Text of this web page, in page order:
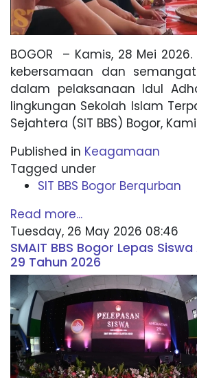
BOGOR – Kamis, 28 Mei
kebersamaan dan
dalam pelaksanaan Idul
lingkungan Sekolah Islam
Sejahtera (SIT BBS) Bogor,
Published in Keagamaan
Tagged under
SIT BBS Bogor Berqurban
Read more...
Tuesday, 26 May 2026 08:46
SMAIT BBS Bogor Lepas
29 Tahun 2026